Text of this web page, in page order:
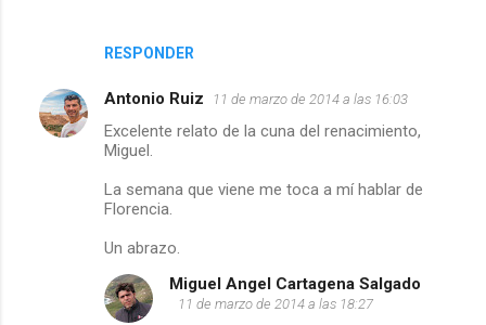
RESPONDER
Antonio Ruiz 11 de marzo de 2014 a las 16:03
Excelente relato de la cuna del renacimiento,
Miguel.
La semana que viene me toca a mí hablar de
Florencia.
Un abrazo.
Miguel Angel Cartagena Salgado
11 de marzo de 2014 a las 18:27